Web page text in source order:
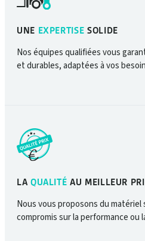
UNE EXPERTISE SOLIDE
Nos équipes qualifiées vous
et durables, adaptées à vos
LA QUALITÉ AU MEILLEUR
Nous vous proposons du
compromis sur la performance ou